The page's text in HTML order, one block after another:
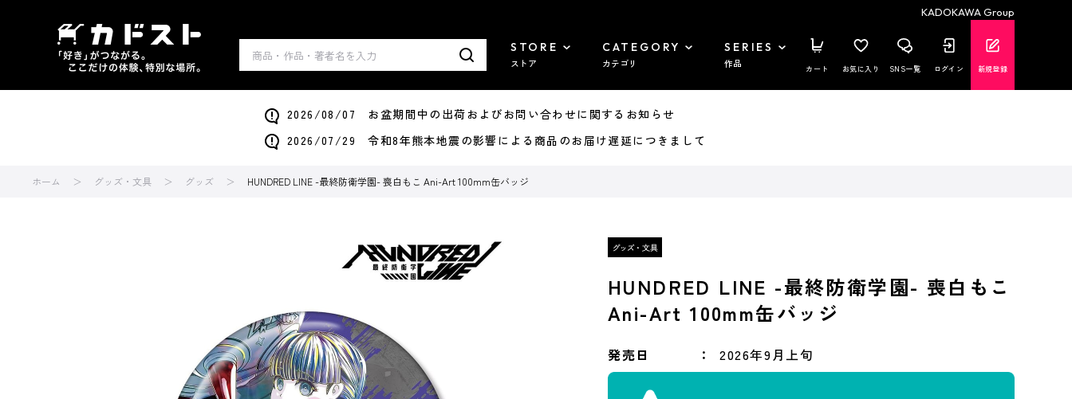
KADOKAWA Group
STORE
ストア
CATEGORY
カテゴリ
SERIES
作品 カート お気に入り SNS一覧 ログイン 新規登録
2026/08/07 お盆期間中の出荷およびお問い合わせに関するお知らせ
2026/07/29 令和8年熊本地震の影響による商品のお届け遅延につきまして
ホーム グッズ・文具 グッズ HUNDRED LINE -最終防衛学園- 喪白もこ Ani-Art 100mm缶バッジ
HUNDRED LINE -最終防衛学園- 喪白もこ
Ani-Art 100mm缶バッジ
発売日 2026年9月上旬